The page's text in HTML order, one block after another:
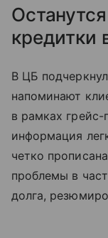
кредитки
В ЦБ
напоминают
в рамках грейс-
информация
четко
проблемы в
долга,